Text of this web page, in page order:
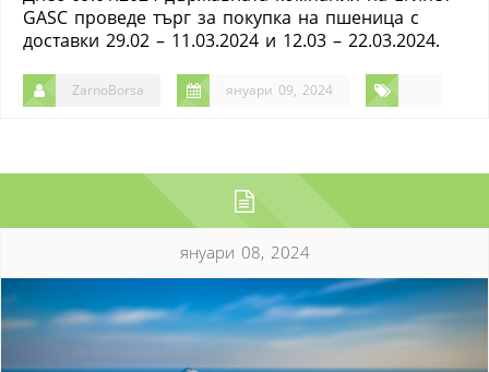
GASC проведе търг за покупка на пшеница с
доставки 29.02 – 11.03.2024 и 12.03 – 22.03.2024.
ZarnoBorsa януари 09, 2024
януари 08, 2024